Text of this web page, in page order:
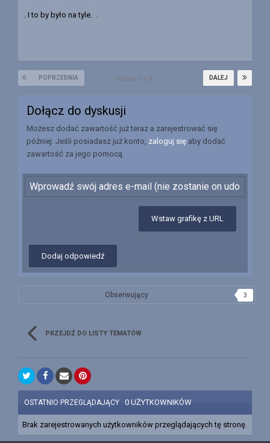
. I to by było na tyle. .
POPRZEDNIA DALEJ
Strona 1 z 4
Dołącz do dyskusji
Możesz dodać zawartość już teraz a zarejestrować się
później. Jeśli posiadasz już konto, zaloguj się aby dodać
zawartość za jego pomocą.
Wstaw grafikę z URL
Dodaj odpowiedź
Obserwujący 3
PRZEJDŹ DO LISTY TEMATÓW
OSTATNIO PRZEGLĄDAJĄCY 0 UŻYTKOWNIKÓW
Brak zarejestrowanych użytkowników przeglądających tę stronę.